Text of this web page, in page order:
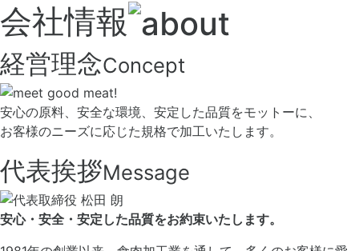
会社情報
経営理念Concept
安心の原料、安全な環境、安定した品質をモットーに、
お客様のニーズに応じた規格で加工いたします。
代表挨拶Message
安心・安全・安定した品質をお約束いたします。